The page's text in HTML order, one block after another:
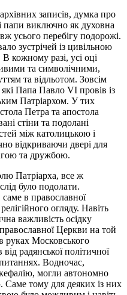
записів, думка про
папи виключно як духовна
усього перебігу подорожі.
зустрічей із цивільною
В кожному разі, усі оці
та символічними,
та відльотом. Зовсім
Папа Павло VI провів із
Патріархом. У тих
Петра та апостола
стіни та подолані
між католицькою і
відкриваючи двері для
та дружбою.
Патріарха, все ж
було подолати.
в православної
огляду. Навіть
важливість осідку
Церкви на той
руках Московського
радянської політичної
Водночас,
могли автономно
Саме тому для деяких із них